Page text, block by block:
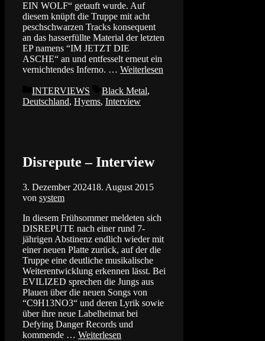
EIN WOLF“ getauft wurde. Auf
diesem knüpft die Truppe mit acht
peschschwarzen Tracks konsequent
an das hasserfüllte Material der letzten
EP namens “IM JETZT DIE
ASCHE“ an und entfesselt erneut ein
vernichtendes Inferno. … Weiterlesen
Kategorien
INTERVIEWS Schlagwörter
Black Metal,
Deutschland, Hyems, Interview
Disrepute – Interview
3. Dezember 202418. August 2015
von system
In diesem Frühsommer meldeten sich
DISREPUTE nach einer rund 7-
jährigen Abstinenz endlich wieder mit
einer neuen Platte zurück, auf der die
Truppe eine deutliche musikalische
Weiterentwicklung erkennen lässt. Bei
EVILIZED sprechen die Jungs aus
Plauen über die neuen Songs von
“C9H13NO3“ und deren Lyrik sowie
über ihre neue Labelheimat bei
Defying Danger Records und
kommende … Weiterlesen